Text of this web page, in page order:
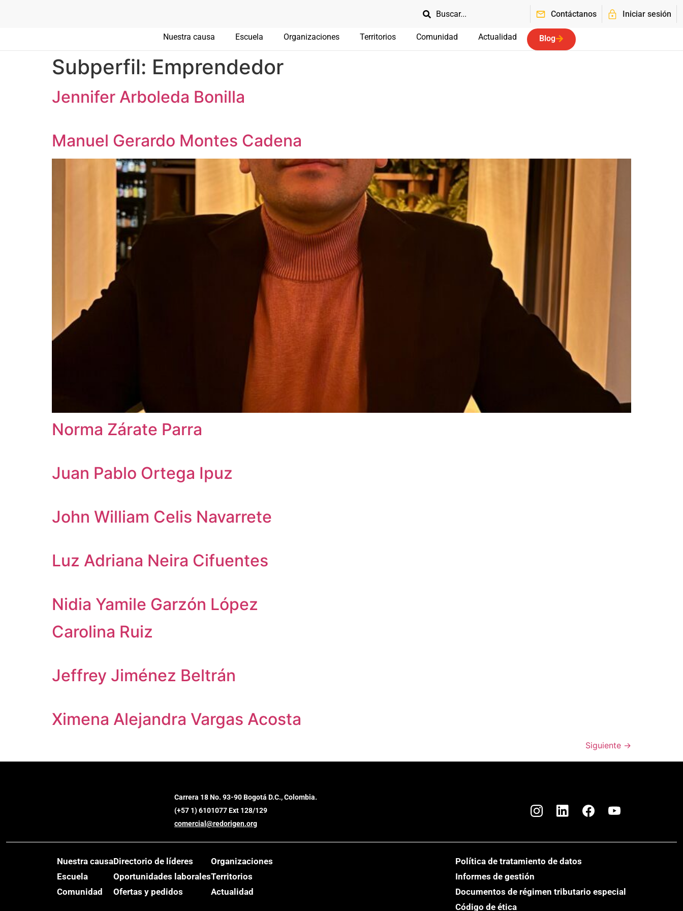
Contáctanos Iniciar sesión
Nuestra causa Escuela Organizaciones Territorios Comunidad Actualidad Blog
Subperfil: Emprendedor
Jennifer Arboleda Bonilla
Manuel Gerardo Montes Cadena
Norma Zárate Parra
Juan Pablo Ortega Ipuz
John William Celis Navarrete
Luz Adriana Neira Cifuentes
Nidia Yamile Garzón López
Carolina Ruiz
Jeffrey Jiménez Beltrán
Ximena Alejandra Vargas Acosta
Siguiente →
Carrera 18 No. 93-90 Bogotá D.C., Colombia.
(+57 1) 6101077 Ext 128/129
comercial@redorigen.org
Nuestra causa
Escuela
Comunidad
Directorio de líderes
Oportunidades laborales
Ofertas y pedidos
Organizaciones
Territorios
Actualidad
Política de tratamiento de datos
Informes de gestión
Documentos de régimen tributario especial
Código de ética